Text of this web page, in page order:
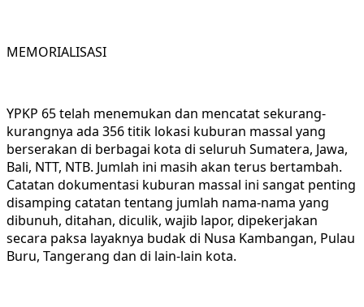
MEMORIALISASI
YPKP 65 telah menemukan dan mencatat sekurang-
kurangnya ada 356 titik lokasi kuburan massal yang
berserakan di berbagai kota di seluruh Sumatera, Jawa,
Bali, NTT, NTB. Jumlah ini masih akan terus bertambah.
Catatan dokumentasi kuburan massal ini sangat penting
disamping catatan tentang jumlah nama-nama yang
dibunuh, ditahan, diculik, wajib lapor, dipekerjakan
secara paksa layaknya budak di Nusa Kambangan, Pulau
Buru, Tangerang dan di lain-lain kota.